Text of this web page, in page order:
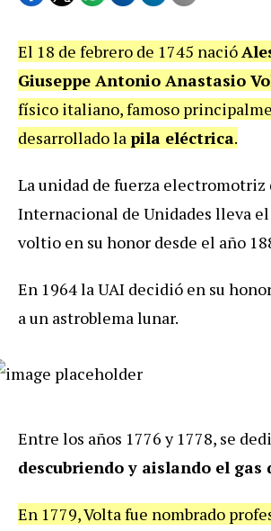
El 18 de febrero de 1745 nació
Giuseppe Antonio Anastasio
físico italiano, famoso
desarrollado lapila eléctrica.
La unidad de fuerza electromotriz
Internacional de Unidades lleva
voltio en su honor desde el año
En 1964 la UAI decidió en su
a un astroblema lunar.
Entre los años 1776 y 1778, se
descubriendo y aislando el gas
En 1779, Volta fue nombrado